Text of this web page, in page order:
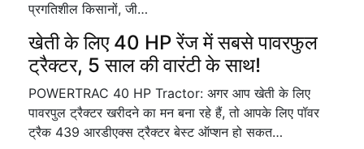
प्रगतिशील किसानों, जी…
खेती के लिए 40 HP रेंज में सबसे पावरफुल
ट्रैक्टर, 5 साल की वारंटी के साथ!
POWERTRAC 40 HP Tractor: अगर आप खेती के लिए
पावरपुल ट्रैक्टर खरीदने का मन बना रहे हैं, तो आपके लिए पॉवर
ट्रैक 439 आरडीएक्स ट्रैक्टर बेस्ट ऑप्शन हो सकत…